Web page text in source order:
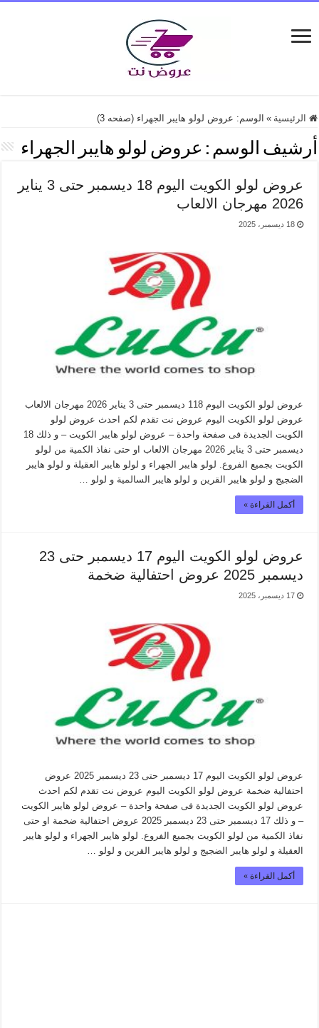
الرئيسية » الوسم: عروض لولو هايبر الجهراء (صفحه 3)
أرشيف الوسم : عروض لولو هايبر الجهراء
عروض لولو الكويت اليوم 18 ديسمبر حتى 3 يناير
2026 مهرجان الالعاب
18 ديسمبر، 2025
عروض لولو الكويت اليوم 118 ديسمبر حتى 3 يناير 2026 مهرجان الالعاب
عروض لولو الكويت اليوم عروض نت تقدم لكم احدث عروض لولو
الكويت الجديدة فى صفحة واحدة – عروض لولو هايبر الكويت – و ذلك 18
ديسمبر حتى 3 يناير 2026 مهرجان الالعاب او حتى نفاذ الكمية من لولو
الكويت بجميع الفروع. لولو هايبر الجهراء و لولو هايبر العقيلة و لولو هايبر
الضجيج و لولو هايبر القرين و لولو هايبر السالمية و لولو …
أكمل القراءة »
عروض لولو الكويت اليوم 17 ديسمبر حتى 23
ديسمبر 2025 عروض احتفالية ضخمة
17 ديسمبر، 2025
عروض لولو الكويت اليوم 17 ديسمبر حتى 23 ديسمبر 2025 عروض
احتفالية ضخمة عروض لولو الكويت اليوم عروض نت تقدم لكم احدث
عروض لولو الكويت الجديدة فى صفحة واحدة – عروض لولو هايبر الكويت
– و ذلك 17 ديسمبر حتى 23 ديسمبر 2025 عروض احتفالية ضخمة او حتى
نفاذ الكمية من لولو الكويت بجميع الفروع. لولو هايبر الجهراء و لولو هايبر
العقيلة و لولو هايبر الضجيج و لولو هايبر القرين و لولو …
أكمل القراءة »